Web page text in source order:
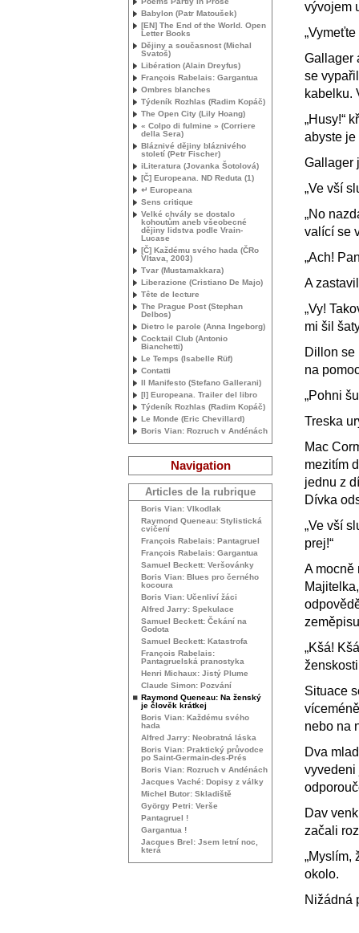
vývojem
Gallager
se
kabelku.
„Husy!“
abyste je
Gallager
„Ve vší
„No
valící se
„Ach!
A
„Vy!
mi šil
Dillon se
na
„Pohni
Treska
Mac
mezitím
jednu z
Dívka
„Ve vší
prej!“
A mocně
„Kšá!
Situace
nebo na
Dva
vyvedeni
Dav
začali
„Myslím,
okolo.
Nižádná
Babylon (Patr Matoušek)
[EN] The End of the World. Open
Letter Books
Dějiny a současnost (Michal
Svatoš)
Libération (Alain Dreyfus)
François Rabelais: Gargantua
Ombres blanches
Týdeník Rozhlas (Radim Kopáč)
The Open City (Lily Hoang)
« Colpo di fulmine » (Corriere
della Sera)
Bláznivé dějiny bláznivého
století (Petr Fischer)
iLiteratura (Jovanka Šotolová)
[Č] Europeana. ND Reduta (1)
↵ Europeana
Sens critique
Velké chvály se dostalo
kohoutům aneb všeobecné
dějiny lidstva podle Vrain-
Lucase
[Č] Každému svého hada (ČRo
Vltava, 2003)
Tvar (Mustamakkara)
Liberazione (Cristiano De Majo)
Tête de lecture
The Prague Post (Stephan
Delbos)
Dietro le parole (Anna Ingeborg)
Cocktail Club (Antonio
Bianchetti)
Le Temps (Isabelle Rüf)
Contatti
Il Manifesto (Stefano Gallerani)
[I] Europeana. Trailer del libro
Týdeník Rozhlas (Radim Kopáč)
Le Monde (Eric Chevillard)
Boris Vian: Rozruch v Andénách
Navigation
Articles de la rubrique
Boris Vian: Vlkodlak
Raymond Queneau: Stylistická
cvičení
François Rabelais: Pantagruel
François Rabelais: Gargantua
Samuel Beckett: Veršovánky
Boris Vian: Blues pro černého
kocoura
Boris Vian: Učenliví žáci
Alfred Jarry: Spekulace
Samuel Beckett: Čekání na
Godota
Samuel Beckett: Katastrofa
François Rabelais:
Pantagruelská pranostyka
Henri Michaux: Jistý Plume
Claude Simon: Pozvání
Raymond Queneau: Na ženský
je člověk krátkej
Boris Vian: Každému svého
hada
Alfred Jarry: Neobratná láska
Boris Vian: Praktický průvodce
po Saint-Germain-des-Prés
Boris Vian: Rozruch v Andénách
Jacques Vaché: Dopisy z války
Michel Butor: Skladiště
György Petri: Verše
Pantagruel !
Gargantua !
Jacques Brel: Jsem letní noc,
která